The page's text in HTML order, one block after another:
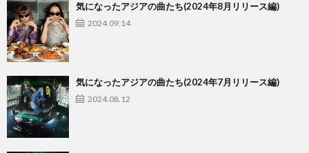
気になったアジアの曲たち(2024年8月リリース編)
2024.09.14
気になったアジアの曲たち(2024年7月リリース編)
2024.08.12